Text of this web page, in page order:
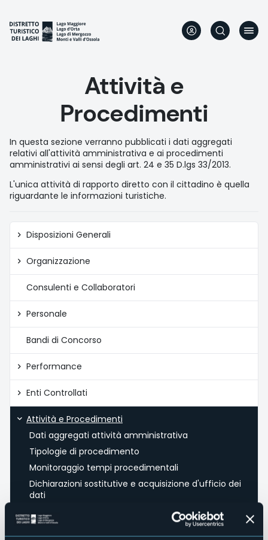
Inhalt
Attività e
Procedimenti
In questa sezione verranno pubblicati i dati aggregati
relativi all'attività amministrativa e ai procedimenti
amministrativi ai sensi degli art. 24 e 35 D.lgs 33/2013.
L'unica attività di rapporto diretto con il cittadino è quella
riguardante le informazioni turistiche.
Amministrazione
trasparente
Disposizioni Generali
Organizzazione
Consulenti e Collaboratori
Personale
Bandi di Concorso
Performance
Enti Controllati
Attività e Procedimenti
Dati aggregati attività amministrativa
Tipologie di procedimento
Monitoraggio tempi procedimentali
Dichiarazioni sostitutive e acquisizione d'ufficio dei
dati
Provvedimenti